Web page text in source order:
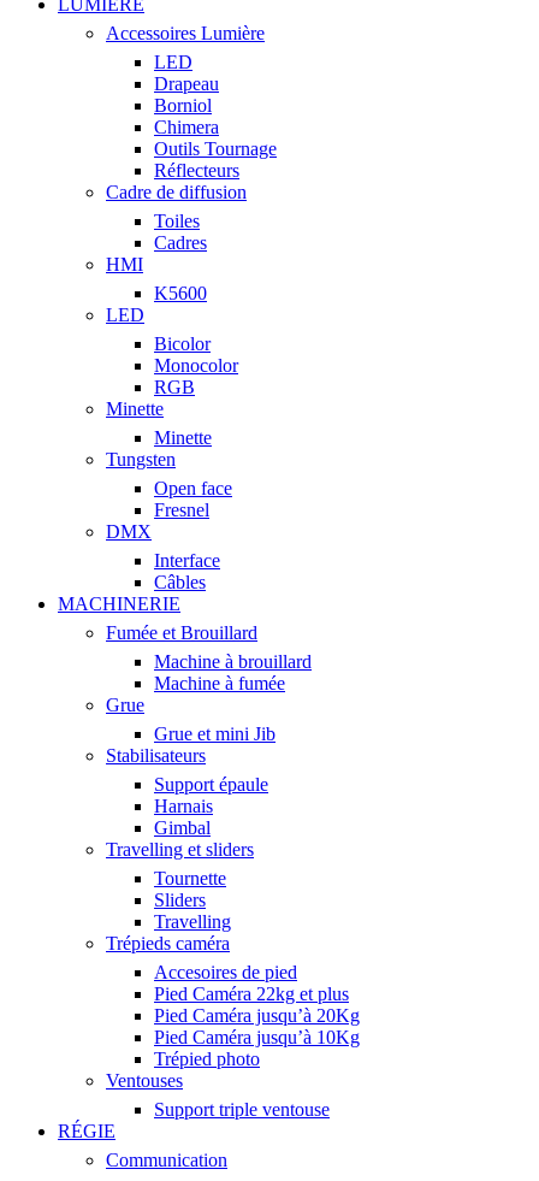
LUMIÈRE
Accessoires Lumière
LED
Drapeau
Borniol
Chimera
Outils Tournage
Réflecteurs
Cadre de diffusion
Toiles
Cadres
HMI
K5600
LED
Bicolor
Monocolor
RGB
Minette
Minette
Tungsten
Open face
Fresnel
DMX
Interface
Câbles
MACHINERIE
Fumée et Brouillard
Machine à brouillard
Machine à fumée
Grue
Grue et mini Jib
Stabilisateurs
Support épaule
Harnais
Gimbal
Travelling et sliders
Tournette
Sliders
Travelling
Trépieds caméra
Accesoires de pied
Pied Caméra 22kg et plus
Pied Caméra jusqu’à 20Kg
Pied Caméra jusqu’à 10Kg
Trépied photo
Ventouses
Support triple ventouse
RÉGIE
Communication